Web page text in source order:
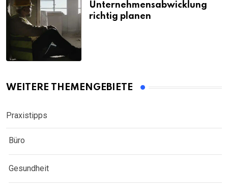
Unternehmensabwicklung
richtig planen
WEITERE THEMENGEBIETE
Praxistipps
Büro
Gesundheit